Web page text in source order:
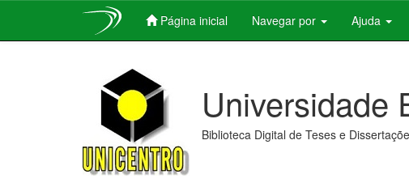
Página inicial Navegar por Ajuda
Universidade
Biblioteca Digital de Teses e